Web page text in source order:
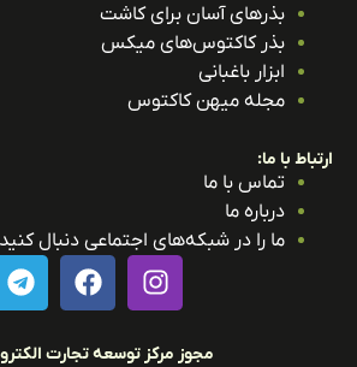
بذرهای آسان برای کاشت
بذر کاکتوس‌های میکس
ابزار باغبانی
مجله میهن کاکتوس
با ما:
تماس با ما
درباره ما
ما را در شبکه‌های اجتماعی دنبال کنید:
مجوز مرکز توسعه تجارت الکترونیکی: